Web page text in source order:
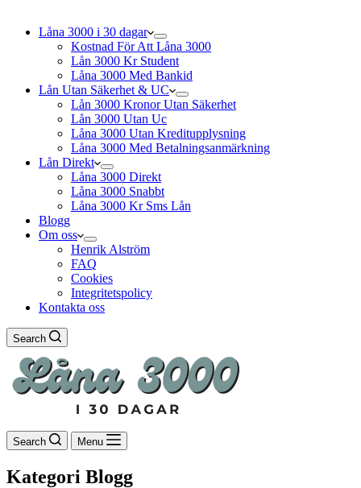
Låna 3000 i 30 dagar
Kostnad För Att Låna 3000
Lån 3000 Kr Student
Låna 3000 Med Bankid
Lån Utan Säkerhet & UC
Lån 3000 Kronor Utan Säkerhet
Lån 3000 Utan Uc
Låna 3000 Utan Kreditupplysning
Låna 3000 Med Betalningsanmärkning
Lån Direkt
Låna 3000 Direkt
Låna 3000 Snabbt
Låna 3000 Kr Sms Lån
Blogg
Om oss
Henrik Alström
FAQ
Cookies
Integritetspolicy
Kontakta oss
Search
Search Menu
Kategori Blogg